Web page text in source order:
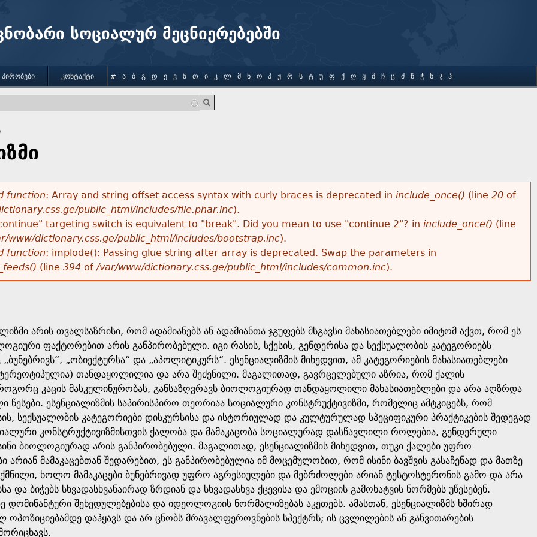
სოციალურ მეცნიერებებში
function: Array and string offset access syntax with curly braces is deprecated in include_once() (line 20of
public_html/includes/file.phar.inc).
targeting switch is equivalent to "break". Did you mean to use "continue 2"? in include_once() (line
www/dictionary.css.ge/public_html/includes/bootstrap.inc).
function: implode(): Passing glue string after array is deprecated. Swap the parameters in
(line 394 of/var/www/dictionary.css.ge/public_html/includes/common.inc).
არის თვალსაზრისი, რომ ადამიანებს ან ადამიანთა ჯგუფებს მსგავსი მახასიათებლები იმიტომ აქვთ, რომ ეს
ფაქტორებით არის განპირობებული. იგი რასის, სქესის, გენდერისა და სექსუალობის კატეგორიებს
„ობიექტურსა“ და „აპოლიტიკურს“. ესენციალიზმის მიხედვით, ამ კატეგორიების მახასიათებლები
თანდაყოლილია და არა შეძენილი. მაგალითად, გავრცელებული აზრია, რომ ქალის
კაცის მასკულინურობას, განსაზღვრავს ბიოლოგიურად თანდაყოლილი მახასიათებლები და არა აღზრდა
წესები. ესენციალიზმის საპირისპირო თეორიაა სოციალური კონსტრუქტივიზმი, რომელიც ამტკიცებს, რომ
სექსუალობის კატეგორიები დისკურსისა და ისტორიულად და კულტურულად სპეციფიკური პრაქტიკების შედეგად
კონსტრუქტივიზმისთვის ქალობა და მამაკაცობა სოციალურად დასწავლილი როლებია, გენდერული
ბიოლოგიურად არის განპირობებული. მაგალითად, ესენციალიზმის მიხედვით, თუკი ქალები უფრო
არიან მამაკაცებთან შედარებით, ეს განპირობებულია იმ მოცემულობით, რომ ისინი ბავშვის გასაჩენად და მათზე
ხოლო მამაკაცები ბუნებრივად უფრო აგრესიულები და მებრძოლები არიან ტესტოსტერონის გამო და არა
და ბიჭებს სხვადასხვანაირად ზრდიან და სხვადასხვა ქცევისა და ემოციის გამოხატვის ნორმებს უწესებენ.
დომინანტური შეხედულებებისა და იდეოლოგიის ნორმალიზებას აკეთებს. ამასთან, ესენციალიზმს ხშირად
ოპოზიციებამდე დაჰყავს და არ ცნობს მრავალფეროვნების სპექტრს; ის ცვლილების ან განვითარების
ᲞᲘᲠᲝᲑᲔᲑᲘ ᲙᲝᲜᲢᲐᲥᲢᲘ # Ა Ბ Გ Დ Ე Ვ Ზ Თ Ი Კ Ლ Მ Ნ Ო Პ Ჟ Რ Ს Ტ Უ Ფ Ქ Ღ Ყ Შ Ჩ Ც Ძ Წ Ჭ Ხ Ჯ Ჰ